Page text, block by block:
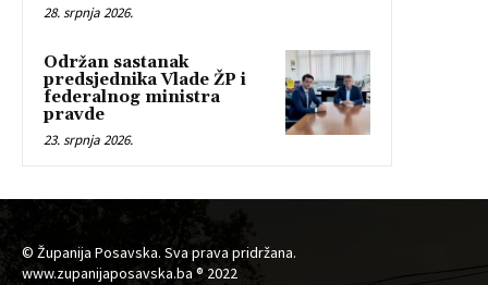
28. srpnja 2026.
Održan sastanak
predsjednika Vlade ŽP i
federalnog ministra
pravde
23. srpnja 2026.
© Županija Posavska. Sva prava pridržana.
www.zupanijaposavska.ba ® 2022